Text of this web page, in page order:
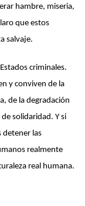
hambre, miseria,
que estos
salvaje.
criminales.
y conviven de la
de la degradación
solidaridad. Y si
detener las
realmente
real humana.